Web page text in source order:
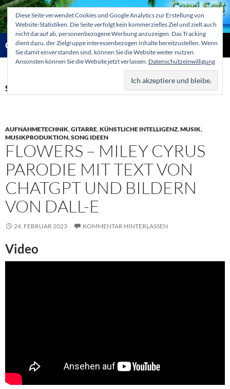
Zum
Inhalt
springen
Capri-Soft Knowledge database
Suchen
MENÜ
Schlagwortarchiv: Flowers
AUFNAHMETECHNIK,GITARRE,KÜNSTLICHE INTELLIGENZ,MUSIK,
MUSIKPRODUKTION,SONG IDEEN
FLOWERS – MILEY CYRUS
PARODIE MIT TEXT VON
CHATGPT UND BILDERN
VON DALL-E
24. FEBRUAR 2023 KOMMENTAR HINTERLASSEN
Video
Diese Seite verwendet Cookies und Google Analytics zur Erstellung von
Website-Statistiken. Die Seite verfolgt kein kommerzielles Ziel und zielt auch
nicht darauf ab, personenbezogene Werbung anzuzeigen. Das Tracking
dient dazu, der Zielgruppe interessenbezogen Inhalte bereitzustellen. Wenn
Sie damit einverstanden sind, können Sie die Website weiter nutzen.
Ansonsten können Sie die Website jetzt verlassen. Datenschutzeinwilligung